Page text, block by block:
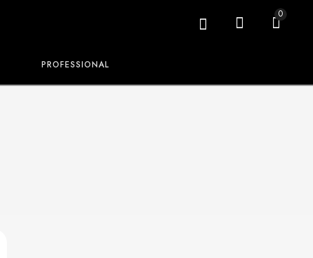
0
PROFESSIONAL